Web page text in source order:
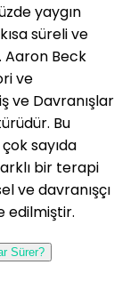
yaygın
süreli ve
Aaron Beck
ve
ve Davranışlar
Bu
sayıda
bir terapi
ve davranışçı
edilmiştir.
Sürer?